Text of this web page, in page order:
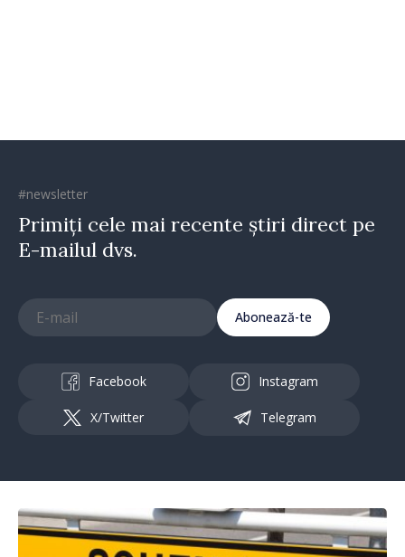
#newsletter
Primiți cele mai recente știri direct pe
E-mailul dvs.
Abonează-te
Facebook Instagram
X/Twitter Telegram